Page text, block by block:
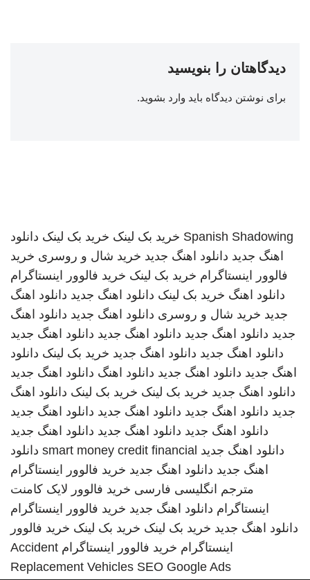
دیدگاهتان را بنویسید
برای نوشتن دیدگاه باید وارد بشوید.
Spanish Shadowing خرید بک لینک خرید بک لینک دانلود
اهنگ جدید دانلود اهنگ جدید خرید شال و روسری خرید
فالوور اینستاگرام خرید بک لینک خرید فالوور اینستاگرام
دانلود اهنگ خرید بک لینک دانلود اهنگ جدید دانلود اهنگ
جدید خرید شال و روسری دانلود اهنگ جدید دانلود اهنگ
جدید دانلود اهنگ جدید دانلود اهنگ جدید دانلود اهنگ جدید
دانلود اهنگ جدید دانلود اهنگ جدید خرید بک لینک دانلود
اهنگ جدید دانلود اهنگ جدید دانلود اهنگ دانلود اهنگ جدید
دانلود اهنگ جدید خرید بک لینک خرید بک لینک دانلود اهنگ
جدید دانلود اهنگ جدید دانلود اهنگ جدید دانلود اهنگ جدید
دانلود اهنگ جدید دانلود اهنگ جدید دانلود اهنگ جدید
دانلود اهنگ جدید smart money credit financial دانلود
اهنگ جدید دانلود اهنگ جدید خرید فالوور اینستاگرام
مترجم انگلیسی فارسی خرید فالوور لایک کامنت
اینستاگرام دانلود اهنگ جدید خرید فالوور اینستاگرام
دانلود اهنگ جدید خرید بک لینک خرید بک لینک خرید فالوور
اینستاگرام خرید فالوور اینستاگرام Accident
Replacement Vehicles SEO Google Ads